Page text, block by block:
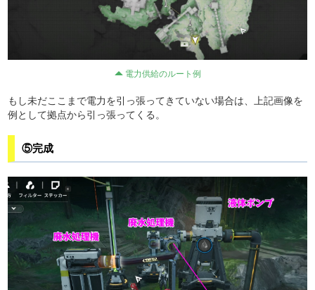
電力供給のルート例
もし未だここまで電力を引っ張ってきていない場合は、上記画像を
例として拠点から引っ張ってくる。
⑤完成